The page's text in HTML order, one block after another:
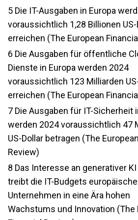
5 Die IT-Ausgaben in Europa
voraussichtlich 1,28 Billionen US-
erreichen (The European
6 Die Ausgaben für öffentliche
Dienste in Europa werden 2024
voraussichtlich 123 Milliarden
erreichen (The European
7 Die Ausgaben für IT-Sicherheit
werden 2024 voraussichtlich 47
US-Dollar betragen (The
Review)
8 Das Interesse an generativer KI
treibt die IT-Budgets
Unternehmen in eine Ära hohen
Wachstums und Innovation (The